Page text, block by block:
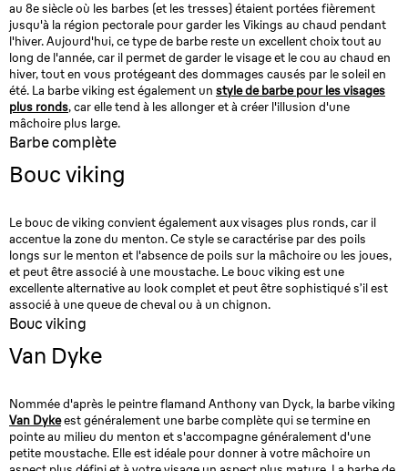
au 8e siècle où les barbes (et les tresses) étaient portées fièrement
jusqu'à la région pectorale pour garder les Vikings au chaud pendant
l'hiver. Aujourd'hui, ce type de barbe reste un excellent choix tout au
long de l'année, car il permet de garder le visage et le cou au chaud en
hiver, tout en vous protégeant des dommages causés par le soleil en
été. La barbe viking est également un style de barbe pour les visages
plus ronds, car elle tend à les allonger et à créer l'illusion d'une
mâchoire plus large.
Barbe complète
Bouc viking
Le bouc de viking convient également aux visages plus ronds, car il
accentue la zone du menton. Ce style se caractérise par des poils
longs sur le menton et l'absence de poils sur la mâchoire ou les joues,
et peut être associé à une moustache. Le bouc viking est une
excellente alternative au look complet et peut être sophistiqué s’il est
associé à une queue de cheval ou à un chignon.
Bouc viking
Van Dyke
Nommée d'après le peintre flamand Anthony van Dyck, la barbe viking
Van Dykeest généralement une barbe complète qui se termine en
pointe au milieu du menton et s'accompagne généralement d'une
petite moustache. Elle est idéale pour donner à votre mâchoire un